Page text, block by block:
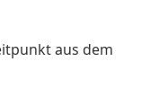
aus dem